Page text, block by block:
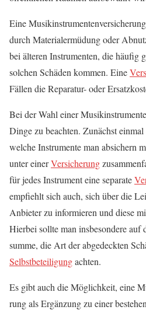
Eine
durch Mate­ri­al­er­mü­dung oder
bei älte­ren Instru­men­ten, die häu­fig
sol­chen Schä­den kom­men. Eine
Fäl­len die Repa­ra­tur- oder
Bei der Wahl einer
Din­ge zu beach­ten. Zunächst
wel­che Instru­men­te man absi­chern
unter einerVer­si­che­rung
für jedes Instru­ment eine sepa­ra­te
emp­fiehlt sich auch, sich über die
Anbie­ter zu infor­mie­ren und die­se
Hier­bei soll­te man ins­be­son­de­re
sum­me, die Art der abge­deck­ten
Selbst­be­tei­li­gungachten.
Es gibt auch die Mög­lich­keit, eine
rung als Ergän­zung zu einer